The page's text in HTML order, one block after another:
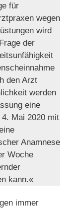
für
wegen
wird
der
den Arzt
werden
eine
Mai 2020 mit
Anamnese
Woche
kann.«
immer